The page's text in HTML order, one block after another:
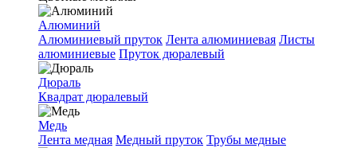
Алюминий
Алюминиевый пруток Лента алюминиевая Листы
алюминиевые Пруток дюралевый
Дюраль
Квадрат дюралевый
Медь
Лента медная Медный пруток Трубы медные